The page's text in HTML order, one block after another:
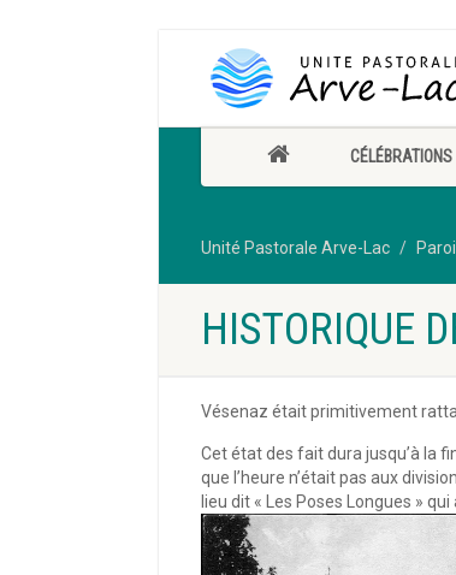
CÉLÉBRATIONS
Unité Pastorale Arve-Lac
HISTORIQUE
Vésenaz était primitivement
Cet état des fait dura jusqu’à la
que l’heure n’était pas aux
lieu dit « Les Poses Longues »